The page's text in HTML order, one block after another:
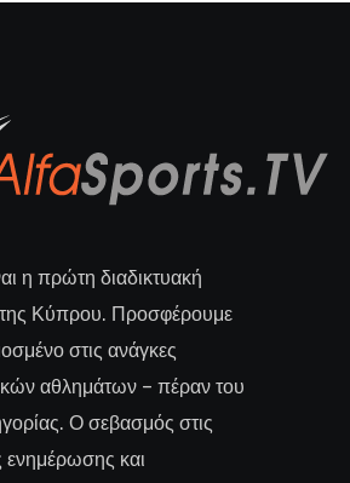
η πρώτη διαδικτυακή
της Κύπρου. Προσφέρουμε
στις ανάγκες
αθλημάτων – πέραν του
Ο σεβασμός στις
ενημέρωσης και